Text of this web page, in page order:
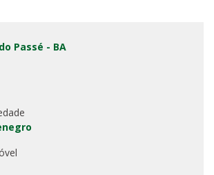
Passé - BA